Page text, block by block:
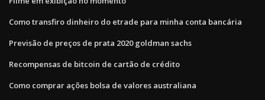
Como transfiro dinheiro do etrade para minha conta bancária
Previsão de preços de prata 2020 goldman sachs
Recompensas de bitcoin de cartão de crédito
Como comprar ações bolsa de valores australiana